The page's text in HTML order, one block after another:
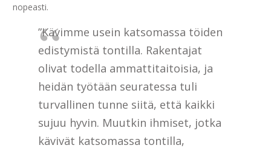
nopeasti.
”Kävimme usein katsomassa töiden
edistymistä tontilla. Rakentajat
olivat todella ammattitaitoisia, ja
heidän työtään seuratessa tuli
turvallinen tunne siitä, että kaikki
sujuu hyvin. Muutkin ihmiset, jotka
kävivät katsomassa tontilla,